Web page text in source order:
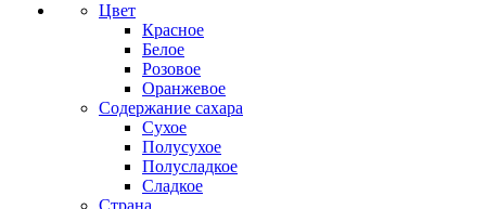
Цвет
Красное
Белое
Розовое
Оранжевое
Содержание сахара
Сухое
Полусухое
Полусладкое
Сладкое
Страна